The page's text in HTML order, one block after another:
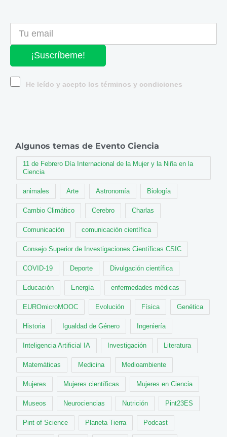
¡Suscríbeme!
He leído y acepto los términos y condiciones
Algunos temas de Evento Ciencia
11 de Febrero Día Internacional de la Mujer y la Niña en la
Ciencia
animales Arte Astronomía Biología
Cambio Climático Cerebro Charlas
Comunicación comunicación científica
Consejo Superior de Investigaciones Científicas CSIC
COVID-19 Deporte Divulgación científica
Educación Energía enfermedades médicas
EUROmicroMOOC Evolución Física Genética
Historia Igualdad de Género Ingeniería
Inteligencia Artificial IA Investigación Literatura
Matemáticas Medicina Medioambiente
Mujeres Mujeres científicas Mujeres en Ciencia
Museos Neurociencias Nutrición Pint23ES
Pint of Science Planeta Tierra Podcast